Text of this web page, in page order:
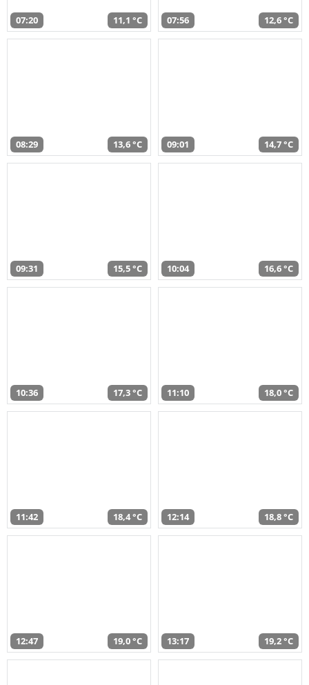
07:20 11,1 °C 07:56 12,6 °C
08:29 13,6 °C 09:01 14,7 °C
09:31 15,5 °C 10:04 16,6 °C
10:36 17,3 °C 11:10 18,0 °C
11:42 18,4 °C 12:14 18,8 °C
12:47 19,0 °C 13:17 19,2 °C